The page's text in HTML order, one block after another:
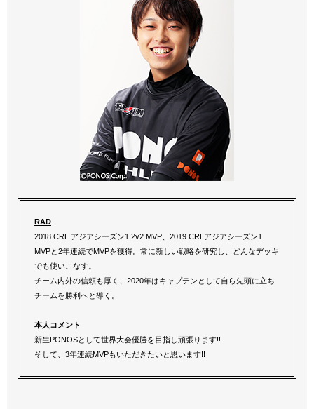
RAD
2018 CRL アジアシーズン1 2v2 MVP、2019 CRLアジアシーズン1
MVPと2年連続でMVPを獲得。常に新しい戦略を研究し、どんなデッキ
でも使いこなす。
チーム内外の信頼も厚く、2020年はキャプテンとして自ら先頭に立ち
チームを勝利へと導く。
本人コメント
新生PONOSとして世界大会優勝を目指し頑張ります!!
そして、3年連続MVPもいただきたいと思います!!